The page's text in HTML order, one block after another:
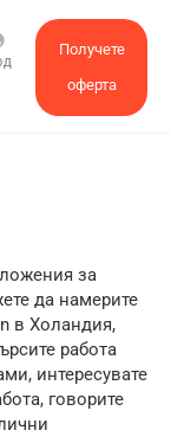
Получете
оферта
за
да намерите
в Холандия,
работа
интересувате
говорите